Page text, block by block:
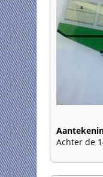
Achter de